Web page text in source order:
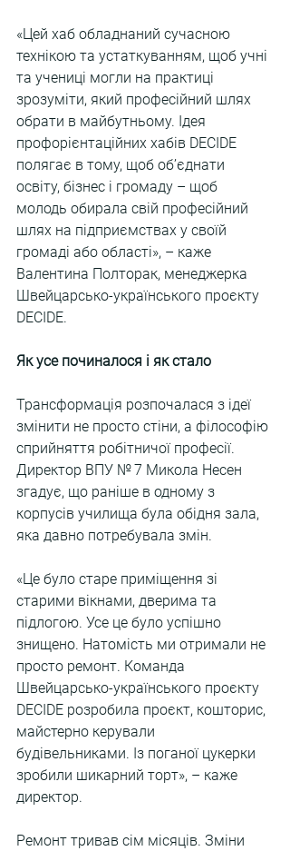
«Цей хаб обладнаний сучасною
технікою та устаткуванням, щоб учні
та учениці могли на практиці
зрозуміти, який професійний шлях
обрати в майбутньому. Ідея
профорієнтаційних хабів DECIDE
полягає в тому, щоб об’єднати
освіту, бізнес і громаду – щоб
молодь обирала свій професійний
шлях на підприємствах у своїй
громаді або області», – каже
Валентина Полторак, менеджерка
Швейцарсько-українського проєкту
DECIDE.
Як усе починалося і як стало
Трансформація розпочалася з ідеї
змінити не просто стіни, а філософію
сприйняття робітничої професії.
Директор ВПУ № 7 Микола Несен
згадує, що раніше в одному з
корпусів училища була обідня зала,
яка давно потребувала змін.
«Це було старе приміщення зі
старими вікнами, дверима та
підлогою. Усе це було успішно
знищено. Натомість ми отримали не
просто ремонт. Команда
Швейцарсько-українського проєкту
DECIDE розробила проєкт, кошторис,
майстерно керували
будівельниками. Із поганої цукерки
зробили шикарний торт», – каже
директор.
Ремонт тривав сім місяців. Зміни